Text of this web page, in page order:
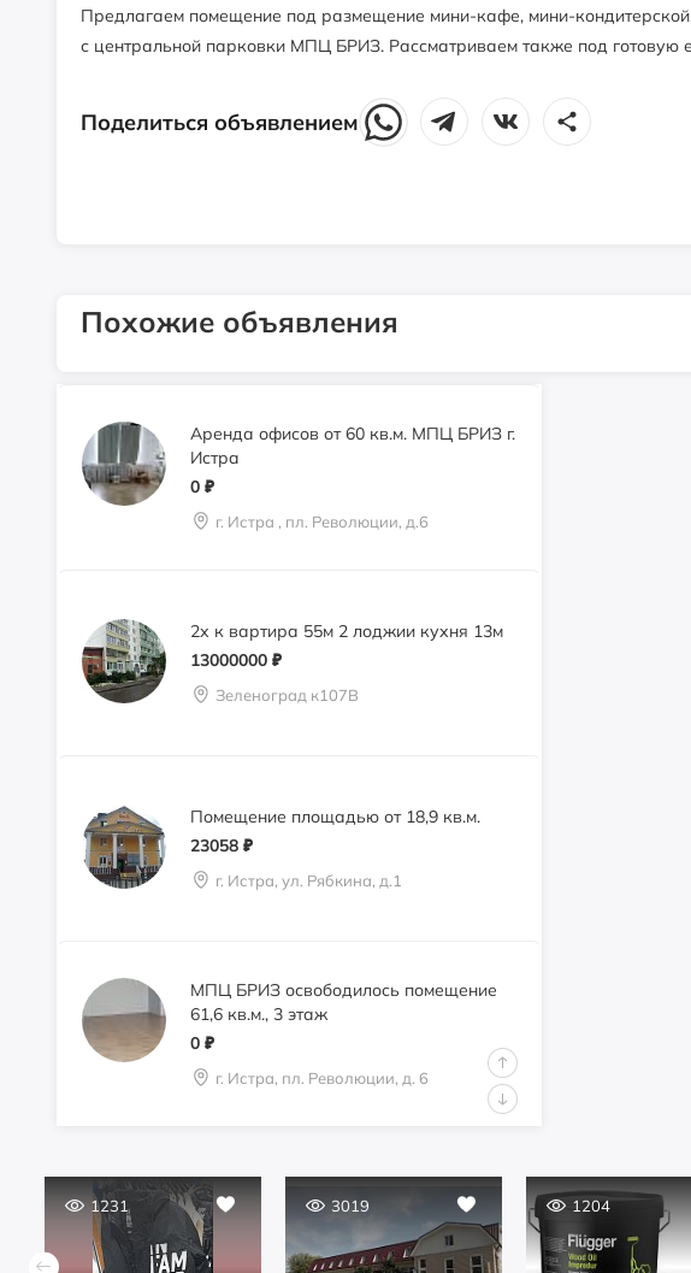
Предлагаем помещение под размещение мини-кафе, мини-
с центральной парковки МПЦ БРИЗ. Рассматриваем также под готовую
Поделиться объявлением
Похожие объявления
Аренда 76.8 м2 2 этаж вход с
0₽
г. Истра, пл. Революции, д. 6
г. Истра, пл. Революции, д. 6
Аренда офисов от 60 кв.м. МПЦ БРИЗ г.
Истра
0 ₽
г. Истра , пл. Революции, д.6
2х к вартира 55м 2 лоджии кухня 13м
13000000 ₽
Зеленоград к107В
Помещение площадью от 18,9 кв.м.
23058 ₽
г. Истра, ул. Рябкина, д.1
МПЦ БРИЗ освободилось помещение
61,6 кв.м., 3 этаж
0 ₽
г. Истра, пл. Революции, д. 6
Офис рядом с городом
1000₽
г.о.Истра, пос.Северный,
ул.Шоссейная, 14А
1231 3019 1204